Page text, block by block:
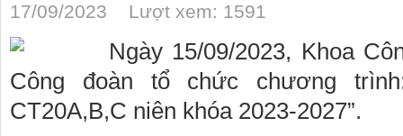
17/09/2023 Lượt xem: 1591
Ngày 15/09/2023, Khoa
Công đoàn tổ chức chương
CT20A,B,C niên khóa 2023-2027”.